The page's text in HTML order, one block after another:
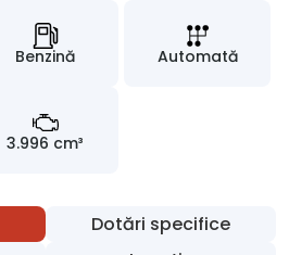
Benzină Automată
3.996 cm³
Dotări specifice